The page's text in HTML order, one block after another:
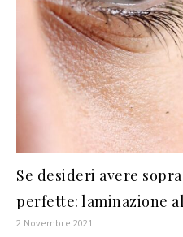
Se desideri avere
perfette: laminazione
2 Novembre 2021